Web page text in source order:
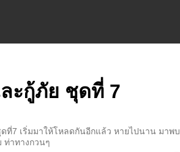
ะกู้ภัย ชุดที่ 7
ที่7 เริ่มมาให้โหลดกันอีกแล้ว หายไปนาน มาพบ
ท่าทางกวนๆ